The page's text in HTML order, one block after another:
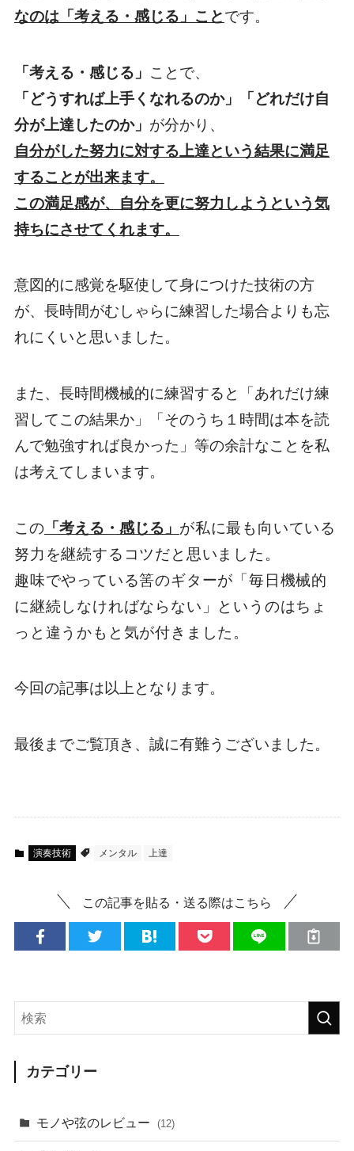
なのは「考える・感じる」ことです。
「考える・感じる」 ことで、
「どうすれば上手くなれるのか」「どれだけ自
分が上達したのか」 が分かり、
自分がした努力に対する上達という結果に満足
することが出来ます。
この満足感が、自分を更に努力しようという気
持ちにさせてくれます。
意図的に感覚を駆使して身につけた技術の方
が、長時間がむしゃらに練習した場合よりも忘
れにくいと思いました。
また、長時間機械的に練習すると「あれだけ練
習してこの結果か」「そのうち１時間は本を読
んで勉強すれば良かった」等の余計なことを私
は考えてしまいます。
この「考える・感じる」 が私に最も向いている
努力を継続するコツだと思いました。
趣味でやっている筈のギターが「毎日機械的
に継続しなければならない」というのはちょ
っと違うかもと気が付きました。
今回の記事は以上となります。
最後までご覧頂き、誠に有難うございました。
演奏技術 メンタル 上達
この記事を貼る・送る際はこちら
カテゴリー
モノや弦のレビュー (12)